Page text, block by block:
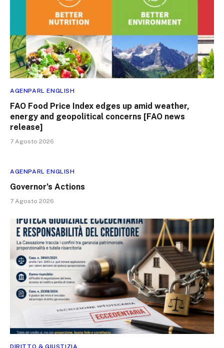
AGENPARL ENGLISH
FAO Food Price Index edges up amid weather,
energy and geopolitical concerns [FAO news
release]
7 Agosto 2026
AGENPARL ENGLISH
Governor’s Actions
7 Agosto 2026
DIRITTO & GIUSTIZIA